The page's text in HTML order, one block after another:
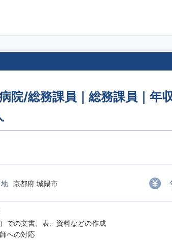
院/総務課員｜総務課員｜年
京都府 城陽市
での文書、表、資料などの作成
への対応